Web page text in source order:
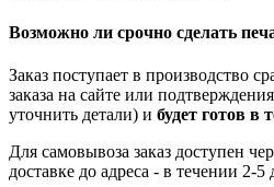
Возможно ли срочно сделать
Заказ поступает в производство
заказа на сайте или
уточнить детали) и будет готов в
Для самовывоза заказ доступен
доставке до адреса - в течении 2-5